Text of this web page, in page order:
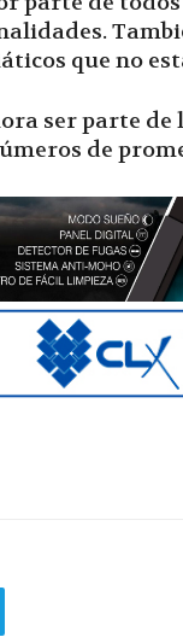
que no
ser parte de
de